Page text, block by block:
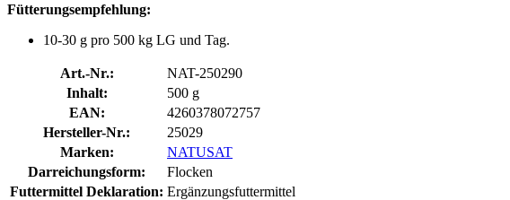
Fütterungsempfehlung:
10-30 g pro 500 kg LG und Tag.
Art.-Nr.:
NAT-250290
Inhalt:
500 g
EAN:
4260378072757
Hersteller-Nr.:
25029
Marken:
NATUSAT
Darreichungsform:
Flocken
Futtermittel Deklaration: Ergänzungsfuttermittel